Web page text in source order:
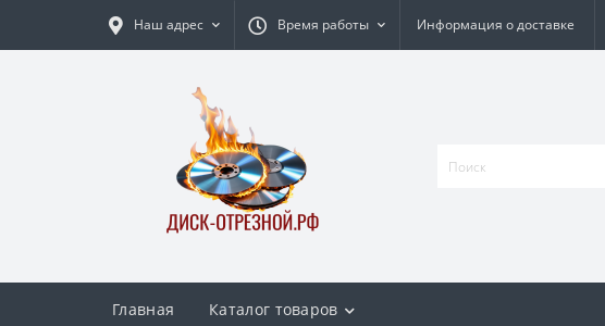
Наш адрес Время работы Информация о доставке
Главная Каталог товаров